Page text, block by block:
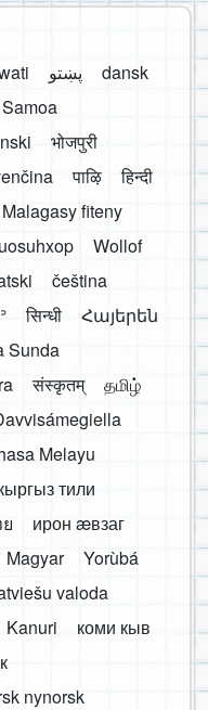
پښتو
dansk
भोजपुरी
पाऴि
हिन्दी
Malagasy fiteny
Wollof
čeština
सिन्धी
Հայերեն
Sunda
संस्कृतम्
தமிழ்
Melayu
тили
ирон æвзаг
Magyar
Yorùbá
valoda
Kanuri
коми кыв
nynorsk